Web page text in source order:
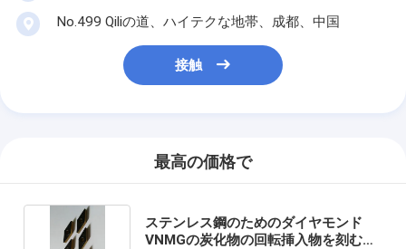
No.499 Qiliの道、ハイテクな地帯、成都、中国
接触
最高の価格で
ステンレス鋼のためのダイヤモンド
VNMGの炭化物の回転挿入物を刻むこ